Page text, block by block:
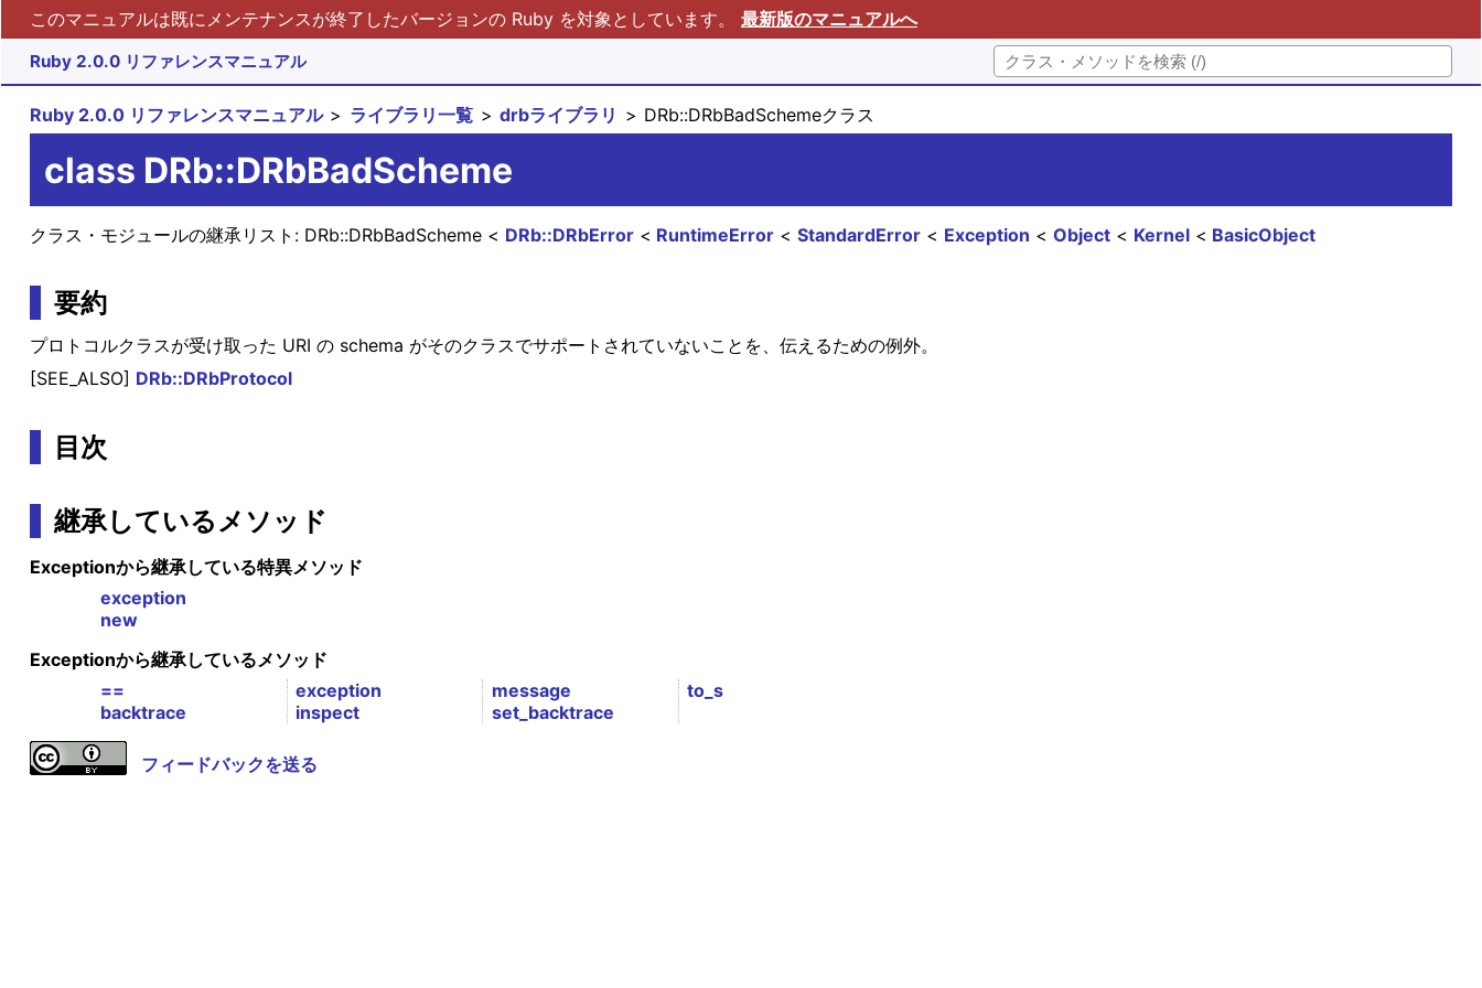
このマニュアルは既にメンテナンスが終了したバージョンの Ruby を対象としています。 最新版のマニュアルへ
Ruby 2.0.0 リファレンスマニュアル
Ruby 2.0.0 リファレンスマニュアル ライブラリ一覧 drbライブラリ DRb::DRbBadSchemeクラス
class DRb::DRbBadScheme
クラス・モジュールの継承リスト: BasicObject
Kernel
Object
Exception
StandardError
RuntimeError
DRb::DRbError
DRb::DRbBadScheme
要約
プロトコルクラスが受け取った URI の schema がそのクラスでサポートされていないことを、伝えるための例外。
[SEE_ALSO] DRb::DRbProtocol
目次
継承しているメソッド
Exceptionから継承している特異メソッド
exception
new
Exceptionから継承しているメソッド
==
backtrace
exception
inspect
message
set_backtrace
to_s
フィードバックを送る